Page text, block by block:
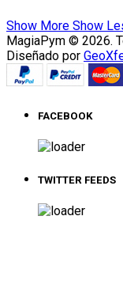
Show More Show
MagiaPym © 2026.
Diseñado por
FACEBOOK
TWITTER FEEDS